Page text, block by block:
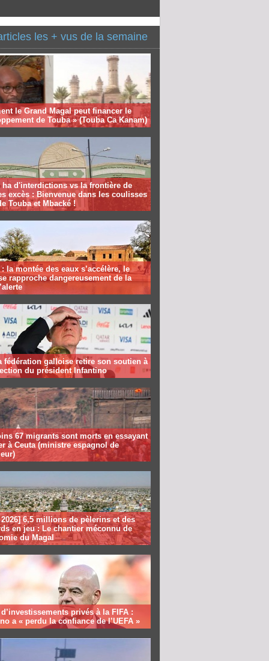
les + vus de la semaine
le Grand Magal peut financer le
de Touba » (Touba Ca Kanam)
ha d'interdictions vs la frontière de
excès : Bienvenue dans les coulisses
Touba et Mbacké !
la montée des eaux s’accélère, le
rapproche dangereusement de la
fédération galloise retire son soutien à
du président Infantino
67 migrants sont morts en essayant
à Ceuta (ministre espagnol de
6,5 millions de pèlerins et des
en jeu : Le chantier méconnu de
du Magal
privés à la FIFA :
a « perdu la confiance de l’UEFA »